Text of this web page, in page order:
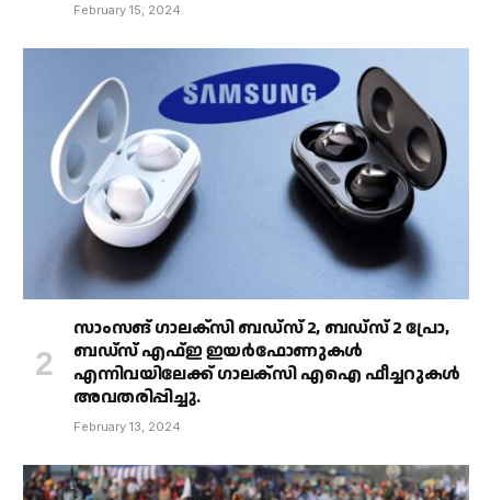
February 15, 2024
സാംസങ് ഗാലക്‌സി ബഡ്‌സ് 2, ബഡ്‌സ് 2 പ്രോ,
ബഡ്‌സ് എഫ്ഇ ഇയർഫോണുകൾ
എന്നിവയിലേക്ക് ഗാലക്‌സി എഐ ഫീച്ചറുകൾ
അവതരിപ്പിച്ചു.
February 13, 2024